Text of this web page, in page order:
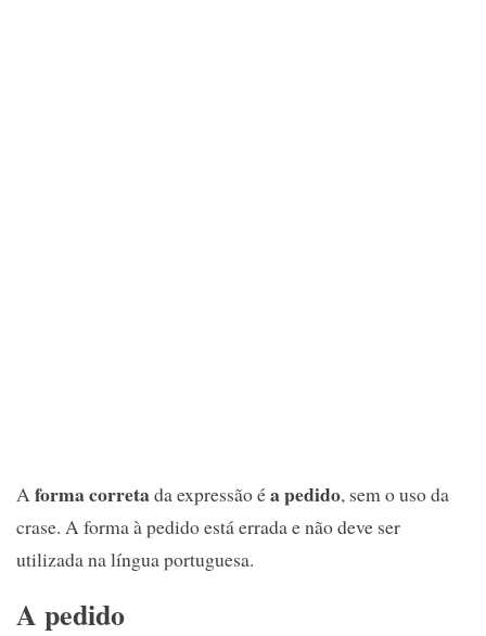
Aforma corretada expressão éa pedido, sem o uso da
crase. A forma à pedido está errada e não deve ser
utilizada na língua portuguesa.
A pedido